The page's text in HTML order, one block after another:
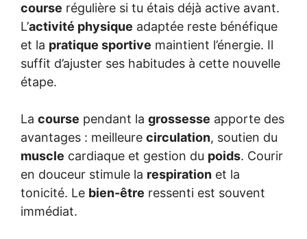
course régulière si tu étais déjà active avant.
L’activité physique adaptée reste bénéfique
et la pratique sportive maintient l’énergie. Il
suffit d’ajuster ses habitudes à cette nouvelle
étape.
La course pendant la grossesse apporte des
avantages : meilleure circulation, soutien du
muscle cardiaque et gestion du poids. Courir
en douceur stimule la respiration et la
tonicité. Le bien-être ressenti est souvent
immédiat.